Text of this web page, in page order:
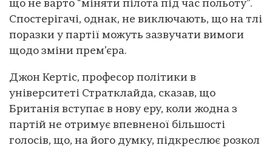
що не варто “міняти пілота під час польоту”.
Спостерігачі, однак, не виключають, що на тлі
поразки у партії можуть зазвучати вимоги
щодо зміни прем’єра.
Джон Кертіс, професор політики в
університеті Стратклайда, сказав, що
Британія вступає в нову еру, коли жодна з
партій не отримує впевненої більшості
голосів, що, на його думку, підкреслює розкол